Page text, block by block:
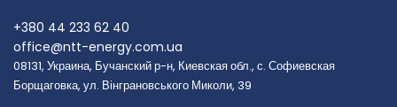
+380 44 233 62 40
office@ntt-energy.com.ua
08131, Украина, Бучанский р-н, Киевская обл., с. Софиевская
Борщаговка, ул. Вінграновського Миколи, 39